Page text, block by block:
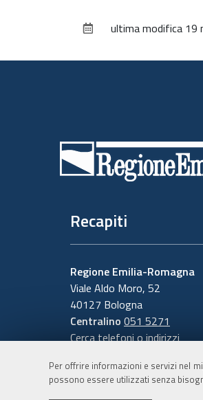
Per offrire informazioni e servizi nel
possono essere utilizzati senza
ultima modifica 19
Recapiti
Regione Emilia-Romagna
Viale Aldo Moro, 52
40127 Bologna
Centralino 051 5271
Cerca telefoni o indirizzi